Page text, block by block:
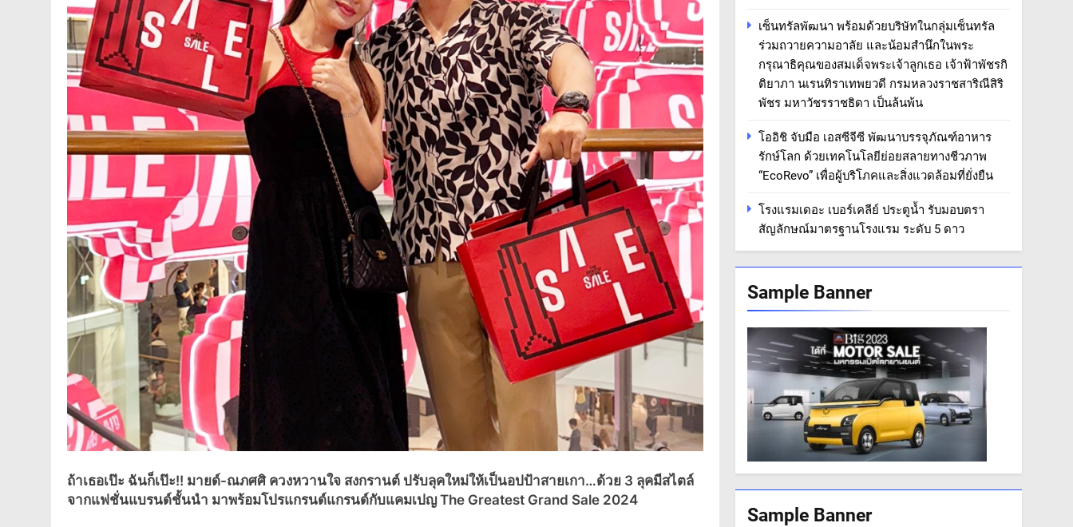
ถ้าเธอเป๊ะ ฉันก็เป๊ะ!! มายด์-ณภศศิ ควงหวานใจ สงกรานต์ ปรับลุคใหม่ให้เป็นอปป้าสายเกา…ด้วย 3 ลุคมีสไตล์
จากแฟชั่นแบรนด์ชั้นนำ มาพร้อมโปรแกรนด์แกรนด์กับแคมเปญThe Greatest Grand Sale 2024
เซ็นทรัลพัฒนา พร้อมด้วยบริษัทในกลุ่มเซ็นทรัล
ร่วมถวายความอาลัย และน้อมสำนึกในพระ
กรุณาธิคุณของสมเด็จพระเจ้าลูกเธอ เจ้าฟ้าพัชรกิ
ติยาภา นเรนทิราเทพยวดี กรมหลวงราชสาริณีสิริ
พัชร มหาวัชรราชธิดา เป็นล้นพ้น
โออิชิ จับมือ เอสซีจีซี พัฒนาบรรจุภัณฑ์อาหาร
รักษ์โลก ด้วยเทคโนโลยีย่อยสลายทางชีวภาพ
“EcoRevo” เพื่อผู้บริโภคและสิ่งแวดล้อมที่ยั่งยืน
โรงแรมเดอะ เบอร์เคลีย์ ประตูน้ำ รับมอบตรา
สัญลักษณ์มาตรฐานโรงแรม ระดับ 5 ดาว
Sample Banner
Sample Banner